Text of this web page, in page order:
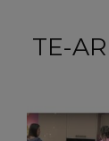
TE-